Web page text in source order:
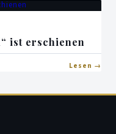
ist erschienen
Lesen